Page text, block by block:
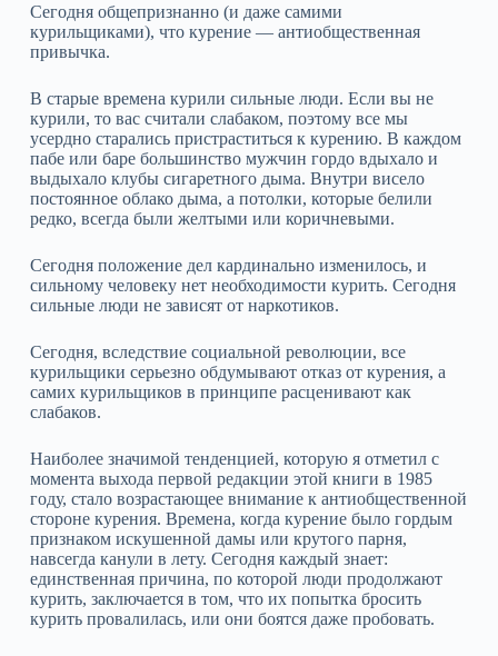
Сегодня общепризнанно (и даже самими
курильщиками), что курение — антиобщественная
привычка.
В старые времена курили сильные люди. Если вы не
курили, то вас считали слабаком, поэтому все мы
усердно старались пристраститься к курению. В каждом
пабе или баре большинство мужчин гордо вдыхало и
выдыхало клубы сигаретного дыма. Внутри висело
постоянное облако дыма, а потолки, которые белили
редко, всегда были желтыми или коричневыми.
Сегодня положение дел кардинально изменилось, и
сильному человеку нет необходимости курить. Сегодня
сильные люди не зависят от наркотиков.
Сегодня, вследствие социальной революции, все
курильщики серьезно обдумывают отказ от курения, а
самих курильщиков в принципе расценивают как
слабаков.
Наиболее значимой тенденцией, которую я отметил с
момента выхода первой редакции этой книги в 1985
году, стало возрастающее внимание к антиобщественной
стороне курения. Времена, когда курение было гордым
признаком искушенной дамы или крутого парня,
навсегда канули в лету. Сегодня каждый знает:
единственная причина, по которой люди продолжают
курить, заключается в том, что их попытка бросить
курить провалилась, или они боятся даже пробовать.